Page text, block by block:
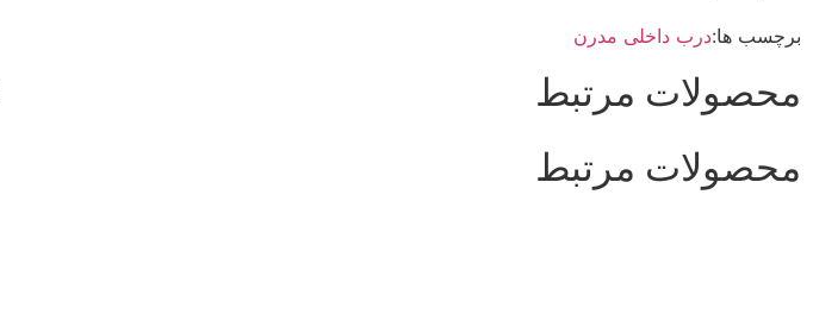
برچسب ها:درب داخلی مدرن
محصولات مرتبط
محصولات مرتبط